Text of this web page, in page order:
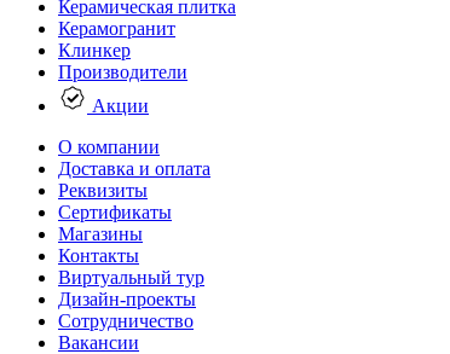
Керамическая плитка
Керамогранит
Клинкер
Производители
Акции
О компании
Доставка и оплата
Реквизиты
Сертификаты
Магазины
Контакты
Виртуальный тур
Дизайн-проекты
Сотрудничество
Вакансии